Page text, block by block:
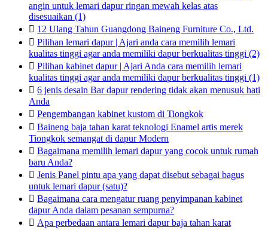
angin untuk lemari dapur ringan mewah kelas atas
disesuaikan (1)
 12 Ulang Tahun Guangdong Baineng Furniture Co., Ltd.
 Pilihan lemari dapur | Ajari anda cara memilih lemari
kualitas tinggi agar anda memiliki dapur berkualitas tinggi (2)
 Pilihan kabinet dapur | Ajari Anda cara memilih lemari
kualitas tinggi agar anda memiliki dapur berkualitas tinggi (1)
 6 jenis desain Bar dapur rendering tidak akan menusuk hati
Anda
 Pengembangan kabinet kustom di Tiongkok
 Baineng baja tahan karat teknologi Enamel artis merek
Tiongkok semangat di dapur Modern
 Bagaimana memilih lemari dapur yang cocok untuk rumah
baru Anda?
 Jenis Panel pintu apa yang dapat disebut sebagai bagus
untuk lemari dapur (satu)?
 Bagaimana cara mengatur ruang penyimpanan kabinet
dapur Anda dalam pesanan sempurna?
 Apa perbedaan antara lemari dapur baja tahan karat